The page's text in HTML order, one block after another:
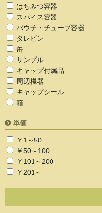
はちみつ容器
スパイス容器
パウチ・チューブ容器
タレビン
缶
サンプル
キャップ付属品
周辺機器
キャップシール
箱
単価
￥1～50
￥50～100
￥101～200
￥201～